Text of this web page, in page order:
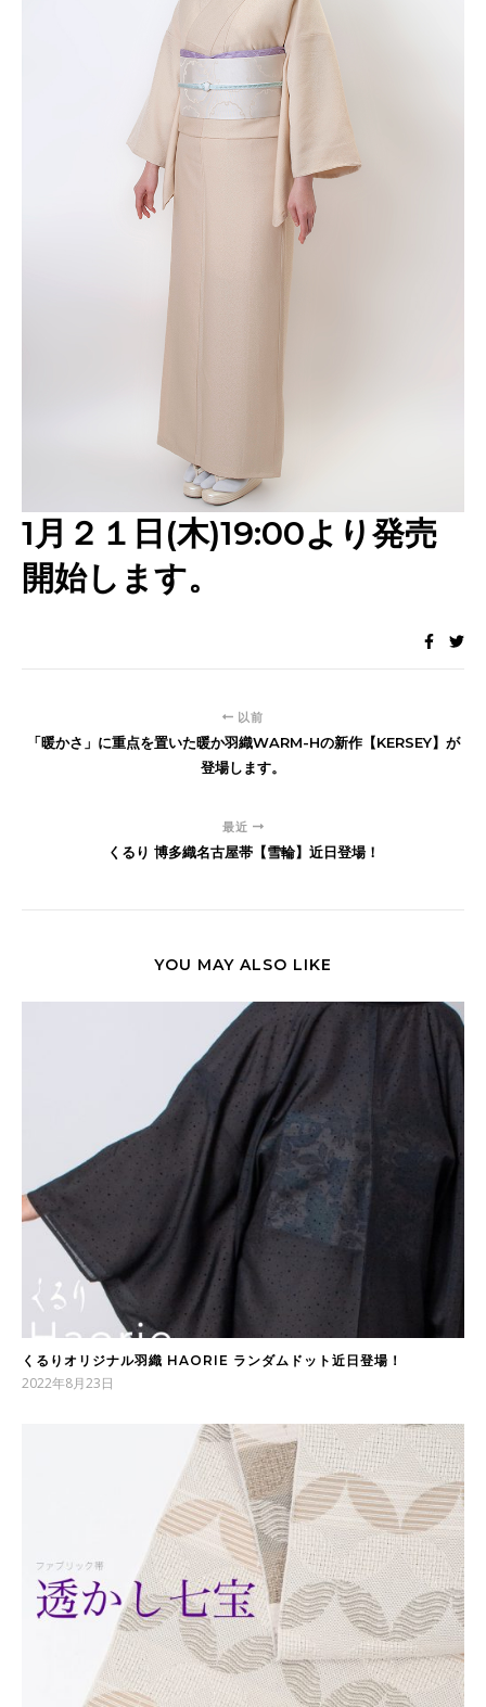
1月２１日(木)19:00より発売
開始します。
以前
「暖かさ」に重点を置いた暖か羽織WARM-Hの新作【KERSEY】が
登場します。
最近
くるり 博多織名古屋帯【雪輪】近日登場！
YOU MAY ALSO LIKE
くるりオリジナル羽織 HAORIE ランダムドット近日登場！
2022年8月23日